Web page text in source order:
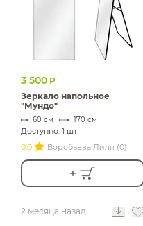
3 500 Р
Зеркало напольное
"Мундо"
60 см 170 см
Доступно: 1 шт
0.0
Воробьева Лиля (0)
2 месяца назад